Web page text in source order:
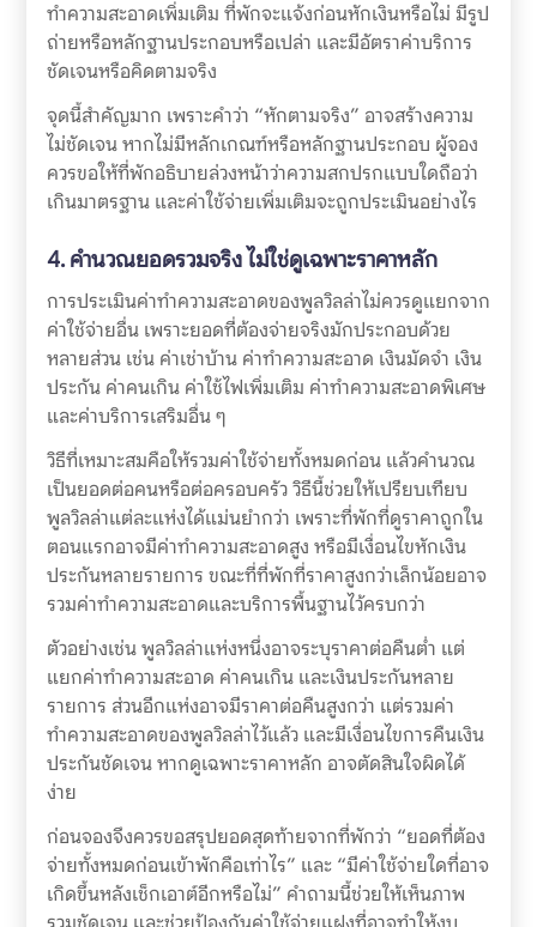
ทำความสะอาดเพิ่มเติม ที่พักจะแจ้งก่อนหักเงินหรือไม่ มีรูป
ถ่ายหรือหลักฐานประกอบหรือเปล่า และมีอัตราค่าบริการ
ชัดเจนหรือคิดตามจริง
จุดนี้สำคัญมาก เพราะคำว่า “หักตามจริง” อาจสร้างความ
ไม่ชัดเจน หากไม่มีหลักเกณฑ์หรือหลักฐานประกอบ ผู้จอง
ควรขอให้ที่พักอธิบายล่วงหน้าว่าความสกปรกแบบใดถือว่า
เกินมาตรฐาน และค่าใช้จ่ายเพิ่มเติมจะถูกประเมินอย่างไร
4. คำนวณยอดรวมจริง ไม่ใช่ดูเฉพาะราคาหลัก
การประเมินค่าทำความสะอาดของพูลวิลล่าไม่ควรดูแยกจาก
ค่าใช้จ่ายอื่น เพราะยอดที่ต้องจ่ายจริงมักประกอบด้วย
หลายส่วน เช่น ค่าเช่าบ้าน ค่าทำความสะอาด เงินมัดจำ เงิน
ประกัน ค่าคนเกิน ค่าใช้ไฟเพิ่มเติม ค่าทำความสะอาดพิเศษ
และค่าบริการเสริมอื่น ๆ
วิธีที่เหมาะสมคือให้รวมค่าใช้จ่ายทั้งหมดก่อน แล้วคำนวณ
เป็นยอดต่อคนหรือต่อครอบครัว วิธีนี้ช่วยให้เปรียบเทียบ
พูลวิลล่าแต่ละแห่งได้แม่นยำกว่า เพราะที่พักที่ดูราคาถูกใน
ตอนแรกอาจมีค่าทำความสะอาดสูง หรือมีเงื่อนไขหักเงิน
ประกันหลายรายการ ขณะที่ที่พักที่ราคาสูงกว่าเล็กน้อยอาจ
รวมค่าทำความสะอาดและบริการพื้นฐานไว้ครบกว่า
ตัวอย่างเช่น พูลวิลล่าแห่งหนึ่งอาจระบุราคาต่อคืนต่ำ แต่
แยกค่าทำความสะอาด ค่าคนเกิน และเงินประกันหลาย
รายการ ส่วนอีกแห่งอาจมีราคาต่อคืนสูงกว่า แต่รวมค่า
ทำความสะอาดของพูลวิลล่าไว้แล้ว และมีเงื่อนไขการคืนเงิน
ประกันชัดเจน หากดูเฉพาะราคาหลัก อาจตัดสินใจผิดได้
ง่าย
ก่อนจองจึงควรขอสรุปยอดสุดท้ายจากที่พักว่า “ยอดที่ต้อง
จ่ายทั้งหมดก่อนเข้าพักคือเท่าไร” และ “มีค่าใช้จ่ายใดที่อาจ
เกิดขึ้นหลังเช็กเอาต์อีกหรือไม่” คำถามนี้ช่วยให้เห็นภาพ